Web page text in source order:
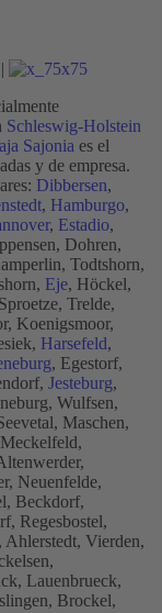
|
Schleswig-Holstein
Sajonia es el
y de empresa.
Dibbersen,
, Hamburgo,
, Estadio,
Dohren,
Todtshorn,
Eje, Höckel,
Trelde,
Koenigsmoor,
Harsefeld,
, Egestorf,
Jesteburg,
Wulfsen,
Maschen,
Neuenfelde,
Beckdorf,
Regesbostel,
Ahlerstedt, Vierden,
Lauenbrueck,
Brockel,